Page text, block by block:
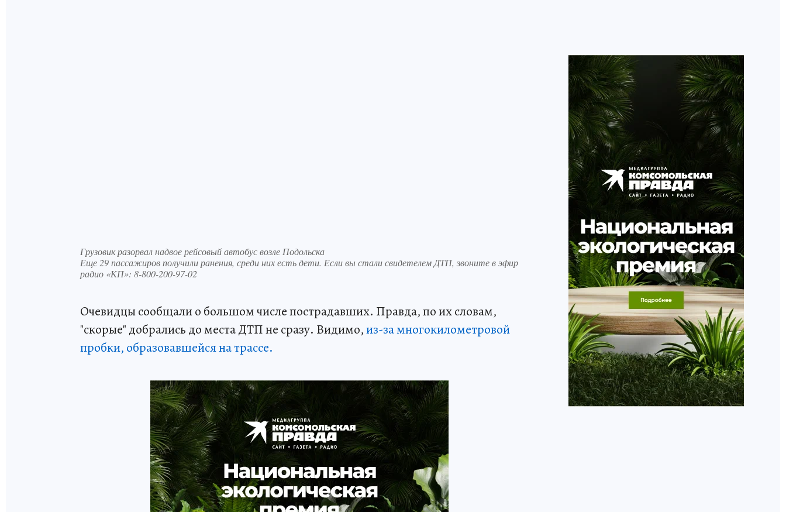
Грузовик разорвал надвое рейсовый автобус возле Подольска
Еще 29 пассажиров получили ранения, среди них есть дети. Если вы стали свидетелем ДТП, звоните в эфир
радио «КП»: 8-800-200-97-02
Очевидцы сообщали о большом числе пострадавших. Правда, по их словам,
"скорые" добрались до места ДТП не сразу. Видимо,из-за многокилометровой
пробки, образовавшейся на трассе.